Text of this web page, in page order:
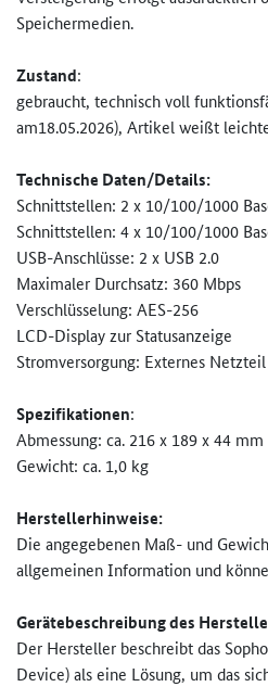
Speichermedien.
Zustand:
gebraucht, technisch voll
am18.05.2026), Artikel weißt
Technische Daten/Details:
Schnittstellen: 2 x 10/100/1000
Schnittstellen: 4 x 10/100/1000
USB-Anschlüsse: 2 x USB 2.0
Maximaler Durchsatz: 360 Mbps
Verschlüsselung: AES-256
LCD-Display zur Statusanzeige
Stromversorgung: Externes
Spezifikationen:
Abmessung: ca. 216 x 189 x 44 mm
Gewicht: ca. 1,0 kg
Herstellerhinweise:
Die angegebenen Maß- und
allgemeinen Information und
Gerätebeschreibung des
Der Hersteller beschreibt das
Device) als eine Lösung, um das